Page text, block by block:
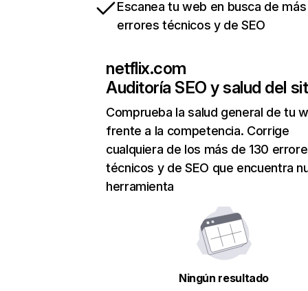
Escanea tu web en busca de
errores técnicos y de SEO
netflix.com
Auditoría SEO y salud del
Comprueba la salud general de tu
frente a la competencia. Corrige
cualquiera de los más de 130
técnicos y de SEO que encuentra
herramienta
Ningún resultado